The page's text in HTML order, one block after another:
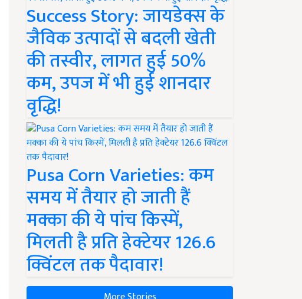
Success Story: जायडेक्स के
जैविक उत्पादों से बदली खेती
की तस्वीर, लागत हुई 50%
कम, उपज में भी हुई शानदार
वृद्धि!
Pusa Corn Varieties: कम
समय में तैयार हो जाती हैं
मक्का की ये पांच किस्में,
मिलती है प्रति हेक्टेयर 126.6
क्विंटल तक पैदावार!